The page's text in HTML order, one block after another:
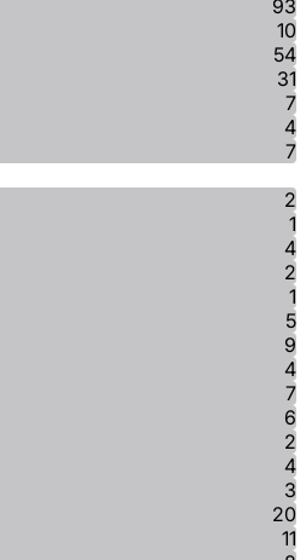
93
10
54
31
7
4
7
2
1
4
2
1
5
9
4
7
6
2
4
3
20
11